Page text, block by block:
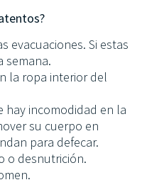
evacuaciones. Si estas
semana.
la ropa interior del
hay incomodidad en la
su cuerpo en
para defecar.
o desnutrición.